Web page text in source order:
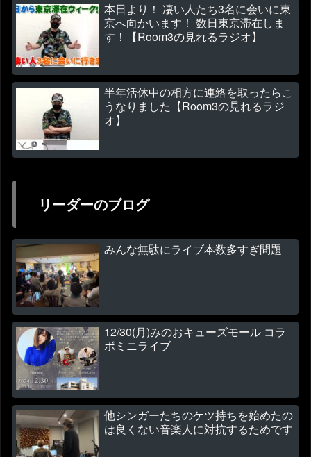
本日より！ 凄い人たち3名に会いに東
京へ向かいます！ 数日東京滞在しま
す！【Room3の見れるラジオ】
半年活休中の相方に連絡を取ったらこ
うなりました【Room3の見れるラジ
オ】
リーダーのブログ
みんな無駄にライブ本数多すぎ問題
12/30(月)みのおキューズモール コラ
ボミニライブ
他シンガーたちのケツ持ちを始めたの
は良くない音楽人に対抗するためです